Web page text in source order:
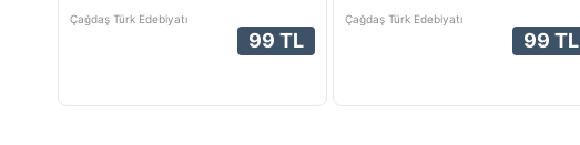
Çağdaş Türk Edebiyatı
99 TL
Çağdaş Türk Edebiyatı
99 TL